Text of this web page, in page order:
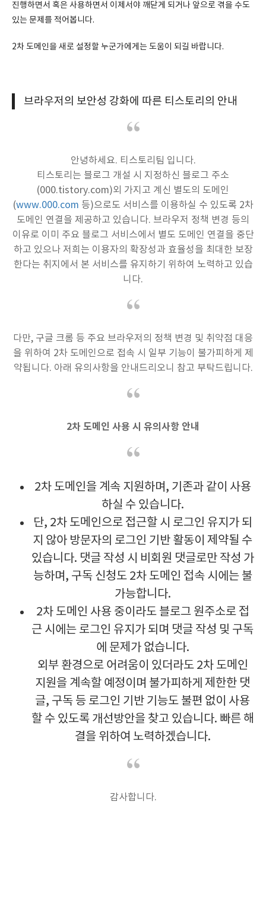
진행하면서 혹은 사용하면서 이제서야 깨닫게 되거나 앞으로 겪을 수도
있는 문제를 적어봅니다.
2차 도메인을 새로 설정할 누군가에게는 도움이 되길 바랍니다.
브라우저의 보안성 강화에 따른 티스토리의 안내
안녕하세요. 티스토리팀 입니다.
티스토리는 블로그 개설 시 지정하신 블로그 주소
(000.tistory.com)외 가지고 계신 별도의 도메인
(www.000.com 등)으로도 서비스를 이용하실 수 있도록 2차
도메인 연결을 제공하고 있습니다. 브라우저 정책 변경 등의
이유로 이미 주요 블로그 서비스에서 별도 도메인 연결을 중단
하고 있으나 저희는 이용자의 확장성과 효율성을 최대한 보장
한다는 취지에서 본 서비스를 유지하기 위하여 노력하고 있습
니다.
다만, 구글 크롬 등 주요 브라우저의 정책 변경 및 취약점 대응
을 위하여 2차 도메인으로 접속 시 일부 기능이 불가피하게 제
약됩니다. 아래 유의사항을 안내드리오니 참고 부탁드립니다.
2차 도메인 사용 시 유의사항 안내
2차 도메인을 계속 지원하며, 기존과 같이 사용
하실 수 있습니다.
단, 2차 도메인으로 접근할 시 로그인 유지가 되
지 않아 방문자의 로그인 기반 활동이 제약될 수
있습니다. 댓글 작성 시 비회원 댓글로만 작성 가
능하며, 구독 신청도 2차 도메인 접속 시에는 불
가능합니다.
2차 도메인 사용 중이라도 블로그 원주소로 접
근 시에는 로그인 유지가 되며 댓글 작성 및 구독
에 문제가 없습니다.
외부 환경으로 어려움이 있더라도 2차 도메인
지원을 계속할 예정이며 불가피하게 제한한 댓
글, 구독 등 로그인 기반 기능도 불편 없이 사용
할 수 있도록 개선방안을 찾고 있습니다. 빠른 해
결을 위하여 노력하겠습니다.
감사합니다.